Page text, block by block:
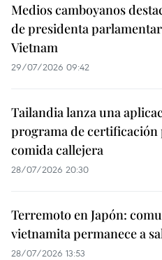
Medios camboyanos
de presidenta
Vietnam
29/07/2026 09:42
Tailandia lanza una
programa de certificación
comida callejera
28/07/2026 20:30
Terremoto en Japón:
vietnamita permanece a
28/07/2026 13:53